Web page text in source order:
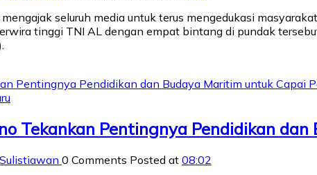
seluruh media untuk terus mengedukasi
tinggi TNI AL dengan empat bintang di pundak
Tekankan Pentingnya Pendidikan
0 Comments Posted at 08:02